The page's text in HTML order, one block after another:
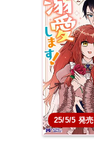
25/5/5 発売